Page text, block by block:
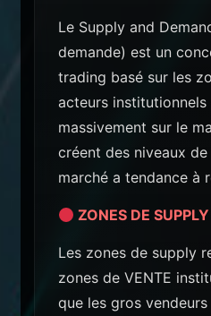
Le Supply and
demande) est un
trading basé sur les
acteurs institutionnels
massivement sur le
créent des niveaux
marché a tendance à
ZONES DE
Les zones de supply
zones de VENTE
que les gros